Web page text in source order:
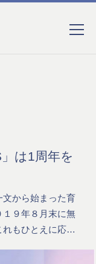
は1周年を
文から始まった育
９年８月末に無
れもひとえに応…